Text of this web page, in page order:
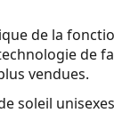
de la
de
vendues.
soleil